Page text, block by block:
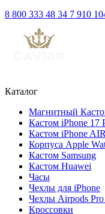
8 800 333 48 34 7 910
Каталог
Магнитный
Кастом iPhone 17
Кастом iPhone AIR
Корпуса Apple
Кастом Samsung
Кастом Huawei
Часы
Чехлы для iPhone
Чехлы Airpods Pro
Кроссовки